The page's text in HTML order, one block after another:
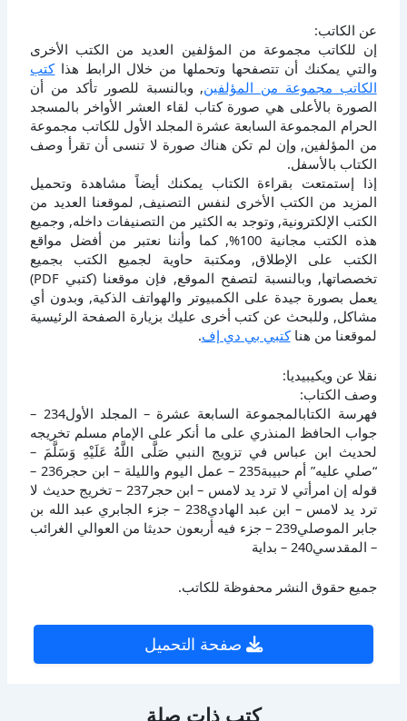
عن الكاتب:
إن للكاتب مجموعة من المؤلفين العديد من الكتب الأخرى
والتي يمكنك أن تتصفحها وتحملها من خلال الرابط هذاكتب
الكاتب مجموعة من المؤلفين, وبالنسبة للصور تأكد من أن
الصورة بالأعلى هي صورة كتاب لقاء العشر الأواخر بالمسجد
الحرام المجموعة السابعة عشرة المجلد الأول للكاتب مجموعة
من المؤلفين, وإن لم تكن هناك صورة لا تنسى أن تقرأ وصف
الكتاب بالأسفل.
إذا إستمتعت بقراءة الكتاب يمكنك أيضاً مشاهدة وتحميل
المزيد من الكتب الأخرى لنفس التصنيف, لموقعنا العديد من
الكتب الإلكترونية, وتوجد به الكثير من التصنيفات داخله, وجميع
هذه الكتب مجانية 100%, كما وأننا نعتبر من أفضل مواقع
الكتب على الإطلاق, ومكتبة حاوية لجميع الكتب بجميع
تخصصاتها, وبالنسبة لتصفح الموقع, فإن موقعنا (كتبي PDF)
يعمل بصورة جيدة على الكمبيوتر والهواتف الذكية, وبدون أي
مشاكل, وللبحث عن كتب أخرى عليك بزيارة الصفحة الرئيسية
لموقعنا من هناكتبي بي دي إف.
نقلا عن ويكيبيديا:
وصف الكتاب:
فهرسة الكتابالمجموعة السابعة عشرة – المجلد الأول234 –
جواب الحافظ المنذري على ما أنكر على الإمام مسلم تخريجه
لحديث ابن عباس في تزويج النبي صَلَّى اللَّهُ عَلَيْهِ وَسَلَّمَ –
“صلي عليه” أم حبيبة235 – عمل اليوم والليلة – ابن حجر236 –
قوله إن امرأتي لا ترد يد لامس – ابن حجر237 – تخريج حديث لا
ترد يد لامس – ابن عبد الهادي238 – جزء الجابري عبد الله بن
جابر الموصلي239 – جزء فيه أربعون حديثا من العوالي الغرائب
– المقدسي240 – بداية
جميع حقوق النشر محفوظة للكاتب.
صفحة التحميل
كتب ذات صلة